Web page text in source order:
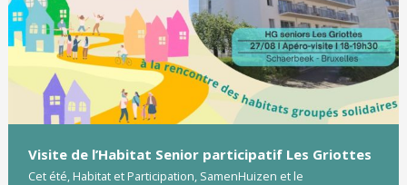
Visite de l’Habitat Senior participatif Les Griottes
Cet été, Habitat et Participation, SamenHuizen et le